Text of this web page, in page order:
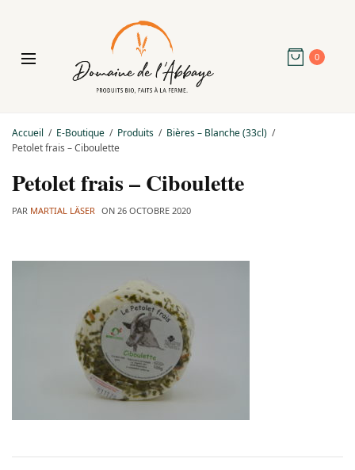
0
Accueil E-Boutique Produits
Bières – Blanche (33cl)
Petolet frais – Ciboulette
Petolet frais – Ciboulette
PAR MARTIAL LÄSER ON 26 OCTOBRE 2020